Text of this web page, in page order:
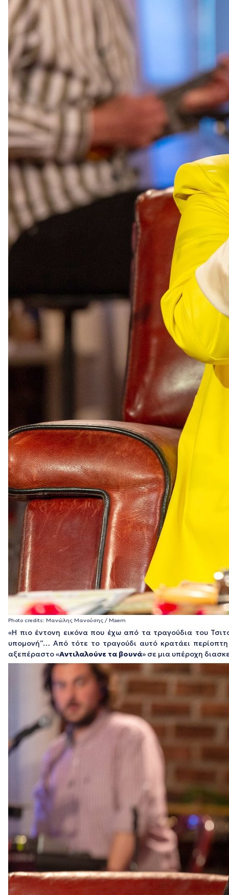
Photo credits: Μανώλης Μανούσης / Maem
«Η πιο έντονη εικόνα που έχω από τα τραγούδια του
υπομονή”… Από τότε το τραγούδι αυτό κρατάει
αξεπέραστο «Αντιλαλούνε τα βουνά» σε μια υπέροχη